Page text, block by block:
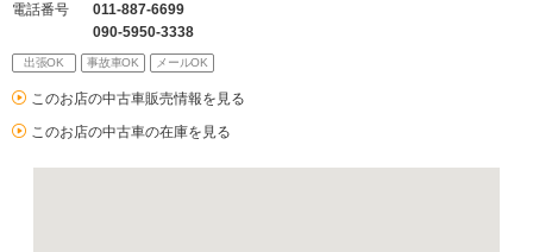
電話番号
011-887-6699
090-5950-3338
出張OK 事故車OK メールOK
このお店の中古車販売情報を見る
このお店の中古車の在庫を見る